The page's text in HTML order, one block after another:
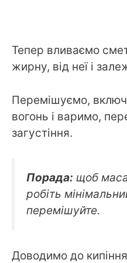
Тепер вливаємо
жирну, від неї і
Перемішуємо,
вогонь і варимо,
загустіння.
Порада: щоб
робіть
перемішуйте.
Доводимо до